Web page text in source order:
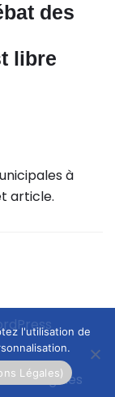
des
libre
à
article.
légales
l'utilisation de
Légales)